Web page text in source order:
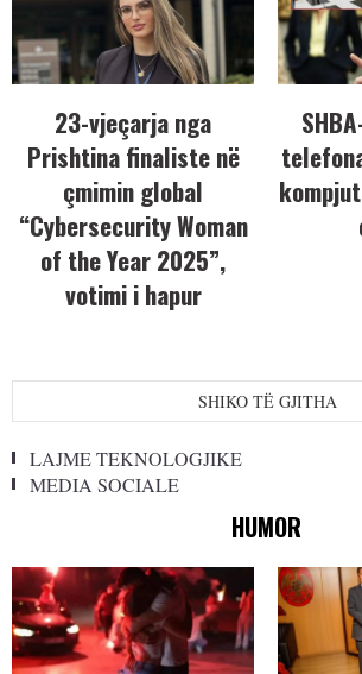
23-vjeçarja nga
Prishtina finaliste në
çmimin global
“Cybersecurity Woman
of the Year 2025”,
votimi i hapur
SHIKO TË GJITHA
LAJME TEKNOLOGJIKE
MEDIA SOCIALE
HUMOR